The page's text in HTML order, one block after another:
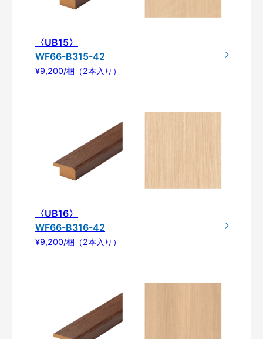
〈UB15〉
WF66-B315-42
¥9,200/梱（2本入り）
〈UB16〉
WF66-B316-42
¥9,200/梱（2本入り）